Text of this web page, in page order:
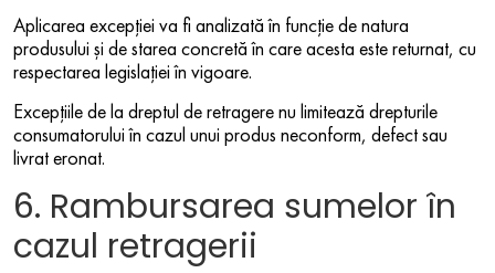
Aplicarea excepției va fi analizată în funcție de natura
produsului și de starea concretă în care acesta este returnat, cu
respectarea legislației în vigoare.
Excepțiile de la dreptul de retragere nu limitează drepturile
consumatorului în cazul unui produs neconform, defect sau
livrat eronat.
6. Rambursarea sumelor în
cazul retragerii